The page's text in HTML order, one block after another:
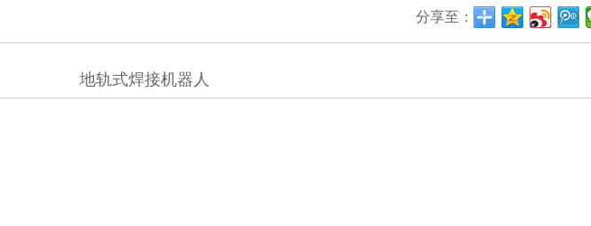
分享至：
地轨式焊接机器人